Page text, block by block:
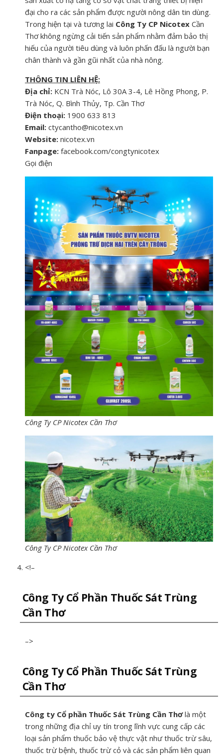
đại cho ra các sản phẩm được người nông dân tin dùng.
Trong hiện tại và tương lai Công Ty CP Nicotex Cần
Thơ không ngừng cải tiến sản phẩm nhằm đảm bảo thị
hiếu của người tiêu dùng và luôn phấn đấu là người bạn
chân thành và gần gũi nhất của nhà nông.
THÔNG TIN LIÊN HỆ:
Địa chỉ: KCN Trà Nóc, Lô 30A 3-4, Lê Hồng Phong, P.
Trà Nóc, Q. Bình Thủy, Tp. Cần Thơ
Điện thoại: 1900 633 813
Email: ctycantho@nicotex.vn
Website: nicotex.vn
Fanpage: facebook.com/congtynicotex
Gọi điện
Công Ty CP Nicotex Cần Thơ
Công Ty CP Nicotex Cần Thơ
<!–
Công Ty Cổ Phần Thuốc Sát Trùng
Cần Thơ
–>
Công Ty Cổ Phần Thuốc Sát Trùng
Cần Thơ
Công ty Cổ phần Thuốc Sát Trùng Cần Thơlà một
trong những địa chỉ uy tín trong lĩnh vực cung cấp các
loại sản phẩm thuốc bảo vệ thực vật như thuốc trừ sâu,
thuốc trừ bệnh, thuốc trừ cỏ và các sản phẩm liên quan